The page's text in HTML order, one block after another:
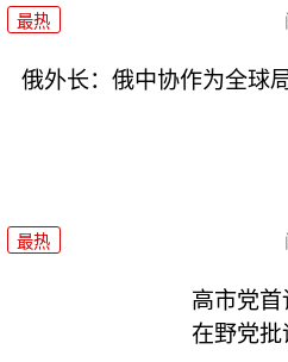
最热
俄外长：俄中协作为全球
最热
高市党
在野党批